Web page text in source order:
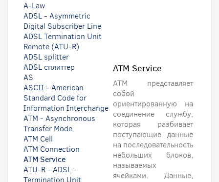
A-Law
ADSL - Asymmetric
Digital Subscriber Line
ADSL Termination Unit
Remote (ATU-R)
ADSL splitter
ADSL сплиттер
AS
ASCII - American
Standard Code for
Information Interchange
ATM - Asynchronous
Transfer Mode
ATM Cell
ATM Connection
ATM Service
ATU-R - ADSL -
Termination Unit
ATM Service
ATM представляет
собой
ориентированную на
соединение службу,
которая разбивает
поступающие данные
на последовательность
небольших блоков,
называемых
ячейками. Данные,